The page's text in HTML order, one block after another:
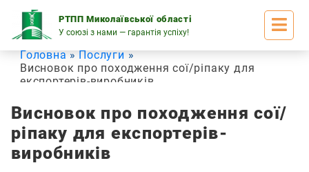
РТПП Миколаївської області
У союзі з нами — гарантія успіху!
content
Головна
Послуги
Висновок про походження сої/ріпаку для
експортерів-виробників
Висновок про походження сої/
ріпаку для експортерів-
виробників